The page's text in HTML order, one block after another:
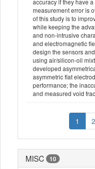
accuracy if they have
measurement error is
of this study is to
while keeping the
and non-intrusive
and electromagnetic
design the sensors
using air/silicon-oil
developed
asymmetric flat
performance; the
and measured void
1 2
MISC 10